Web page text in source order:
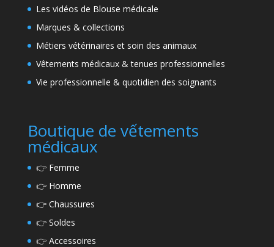
Les vidéos de Blouse médicale
Marques & collections
Métiers vétérinaires et soin des animaux
Vêtements médicaux & tenues professionnelles
Vie professionnelle & quotidien des soignants
Boutique de vếtements
médicaux
👉 Femme
👉 Homme
👉 Chaussures
👉 Soldes
👉 Accessoires